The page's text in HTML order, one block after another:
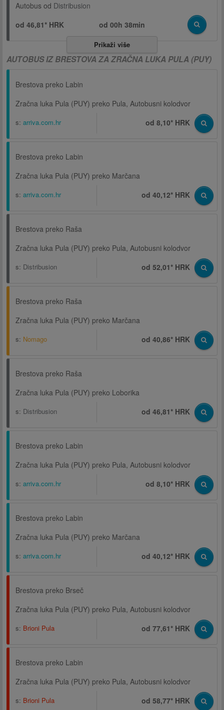
Autobus od Distribusion
od 46,81* HRK
od00h 38min
Prikaži više
AUTOBUS IZ BRESTOVA ZA ZRAČNA LUKA PULA (PUY)
Brestova preko Labin
Zračna luka Pula (PUY) preko Pula, Autobusni kolodvor
s: arriva.com.hr od 8,10* HRK
Brestova preko Labin
Zračna luka Pula (PUY) preko Marčana
s: arriva.com.hr od 40,12* HRK
Brestova preko Raša
Zračna luka Pula (PUY) preko Pula, Autobusni kolodvor
s: Distribusion od 52,01* HRK
Brestova preko Raša
Zračna luka Pula (PUY) preko Marčana
s: Nomago od 40,86* HRK
Brestova preko Raša
Zračna luka Pula (PUY) preko Loborika
s: Distribusion od 46,81* HRK
Brestova preko Labin
Zračna luka Pula (PUY) preko Pula, Autobusni kolodvor
s: arriva.com.hr od 8,10* HRK
Brestova preko Labin
Zračna luka Pula (PUY) preko Marčana
s: arriva.com.hr od 40,12* HRK
Brestova preko Brseč
Zračna luka Pula (PUY) preko Pula, Autobusni kolodvor
s: Brioni Pula od 77,61* HRK
Brestova preko Labin
Zračna luka Pula (PUY) preko Pula, Autobusni kolodvor
s: Brioni Pula od 58,77* HRK